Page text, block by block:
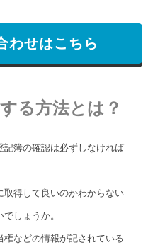
わせはこちら
る方法とは？
記簿の確認は必ずしなければ
取得して良いのかわからない
しょうか。
などの情報が記されている